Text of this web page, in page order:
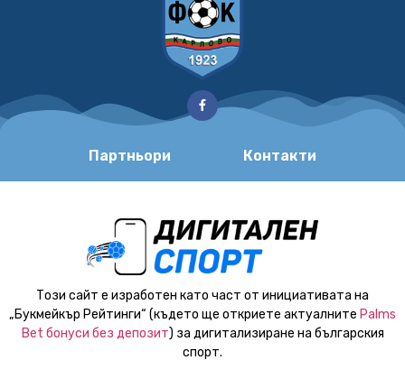
Партньори Контакти
Този сайт е изработен като част от инициативата на
„Букмейкър Рейтинги“ (където ще откриете актуалните Palms
Bet бонуси без депозит) за дигитализиране на българския
спорт.